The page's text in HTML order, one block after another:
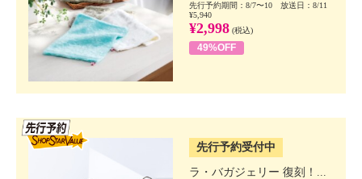
先行予約期間：8/7〜10 放送日：8/11
¥5,940
¥2,998 (税込)
49%OFF
先行予約受付中
ラ・バガジェリー 復刻！...